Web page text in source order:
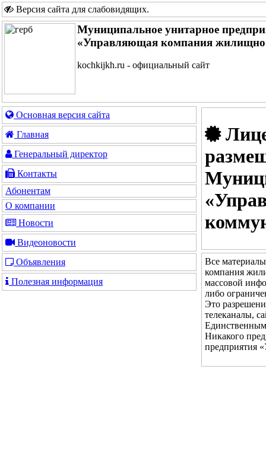
Версия сайта для слабовидящих.
Муниципальное унитарное
«Управляющая компания
kochkijkh.ru - официальный сайт
Основная версия сайта
Главная
Генеральный директор
Контакты
Абонентам
О компании
Новости
Видеоновости
Объявления
Полезная информация
Все
компания
массовой
либо
Это
телеканалы,
Единственным
Никакого
предприятия